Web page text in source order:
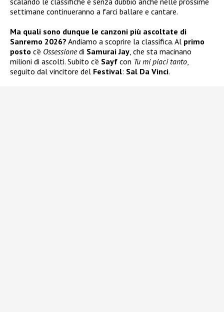
settimane continueranno a farci ballare e cantare.
Ma quali sono dunque le canzoni più ascoltate di
Sanremo 2026? Andiamo a scoprire la classifica. Al primo
posto c’è Ossessionedi Samurai Jay , che sta macinano
milioni di ascolti. Subito c’è Sayf con Tu mi piaci tanto
seguito dal vincitore del Festival: Sal Da Vinci.